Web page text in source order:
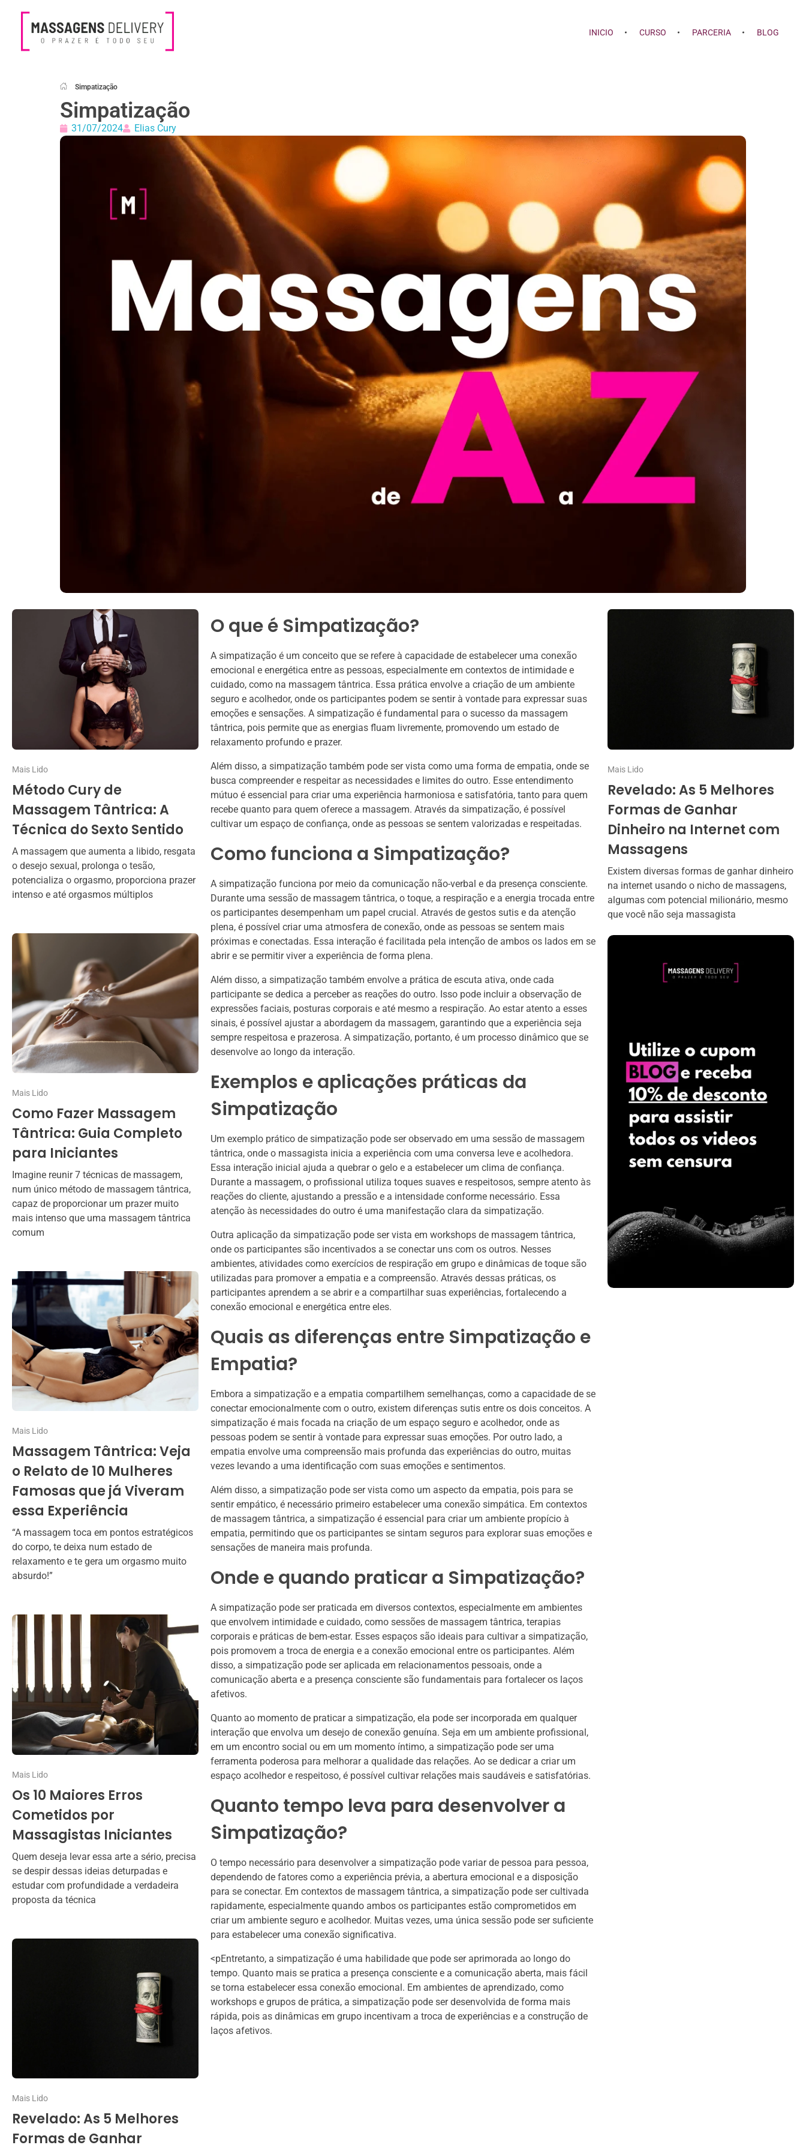
INICIO CURSO PARCERIA BLOG
Simpatização
Simpatização
31/07/2024 Elias Cury
Mais Lido
Método Cury de
Massagem Tântrica: A
Técnica do Sexto Sentido
A massagem que aumenta a libido, resgata
o desejo sexual, prolonga o tesão,
potencializa o orgasmo, proporciona prazer
intenso e até orgasmos múltiplos
Mais Lido
Como Fazer Massagem
Tântrica: Guia Completo
para Iniciantes
Imagine reunir 7 técnicas de massagem,
num único método de massagem tântrica,
capaz de proporcionar um prazer muito
mais intenso que uma massagem tântrica
comum
Mais Lido
Massagem Tântrica: Veja
o Relato de 10 Mulheres
Famosas que já Viveram
essa Experiência
“A massagem toca em pontos estratégicos
do corpo, te deixa num estado de
relaxamento e te gera um orgasmo muito
absurdo!”
Mais Lido
Os 10 Maiores Erros
Cometidos por
Massagistas Iniciantes
Quem deseja levar essa arte a sério, precisa
se despir dessas ideias deturpadas e
estudar com profundidade a verdadeira
proposta da técnica
Mais Lido
Revelado: As 5 Melhores
Formas de Ganhar
O que é Simpatização?
A simpatização é um conceito que se refere à capacidade de estabelecer uma conexão
emocional e energética entre as pessoas, especialmente em contextos de intimidade e
cuidado, como na massagem tântrica. Essa prática envolve a criação de um ambiente
seguro e acolhedor, onde os participantes podem se sentir à vontade para expressar suas
emoções e sensações. A simpatização é fundamental para o sucesso da massagem
tântrica, pois permite que as energias fluam livremente, promovendo um estado de
relaxamento profundo e prazer.
Além disso, a simpatização também pode ser vista como uma forma de empatia, onde se
busca compreender e respeitar as necessidades e limites do outro. Esse entendimento
mútuo é essencial para criar uma experiência harmoniosa e satisfatória, tanto para quem
recebe quanto para quem oferece a massagem. Através da simpatização, é possível
cultivar um espaço de confiança, onde as pessoas se sentem valorizadas e respeitadas.
Como funciona a Simpatização?
A simpatização funciona por meio da comunicação não-verbal e da presença consciente.
Durante uma sessão de massagem tântrica, o toque, a respiração e a energia trocada entre
os participantes desempenham um papel crucial. Através de gestos sutis e da atenção
plena, é possível criar uma atmosfera de conexão, onde as pessoas se sentem mais
próximas e conectadas. Essa interação é facilitada pela intenção de ambos os lados em se
abrir e se permitir viver a experiência de forma plena.
Além disso, a simpatização também envolve a prática de escuta ativa, onde cada
participante se dedica a perceber as reações do outro. Isso pode incluir a observação de
expressões faciais, posturas corporais e até mesmo a respiração. Ao estar atento a esses
sinais, é possível ajustar a abordagem da massagem, garantindo que a experiência seja
sempre respeitosa e prazerosa. A simpatização, portanto, é um processo dinâmico que se
desenvolve ao longo da interação.
Exemplos e aplicações práticas da
Simpatização
Um exemplo prático de simpatização pode ser observado em uma sessão de massagem
tântrica, onde o massagista inicia a experiência com uma conversa leve e acolhedora.
Essa interação inicial ajuda a quebrar o gelo e a estabelecer um clima de confiança.
Durante a massagem, o profissional utiliza toques suaves e respeitosos, sempre atento às
reações do cliente, ajustando a pressão e a intensidade conforme necessário. Essa
atenção às necessidades do outro é uma manifestação clara da simpatização.
Outra aplicação da simpatização pode ser vista em workshops de massagem tântrica,
onde os participantes são incentivados a se conectar uns com os outros. Nesses
ambientes, atividades como exercícios de respiração em grupo e dinâmicas de toque são
utilizadas para promover a empatia e a compreensão. Através dessas práticas, os
participantes aprendem a se abrir e a compartilhar suas experiências, fortalecendo a
conexão emocional e energética entre eles.
Quais as diferenças entre Simpatização e
Empatia?
Embora a simpatização e a empatia compartilhem semelhanças, como a capacidade de se
conectar emocionalmente com o outro, existem diferenças sutis entre os dois conceitos. A
simpatização é mais focada na criação de um espaço seguro e acolhedor, onde as
pessoas podem se sentir à vontade para expressar suas emoções. Por outro lado, a
empatia envolve uma compreensão mais profunda das experiências do outro, muitas
vezes levando a uma identificação com suas emoções e sentimentos.
Além disso, a simpatização pode ser vista como um aspecto da empatia, pois para se
sentir empático, é necessário primeiro estabelecer uma conexão simpática. Em contextos
de massagem tântrica, a simpatização é essencial para criar um ambiente propício à
empatia, permitindo que os participantes se sintam seguros para explorar suas emoções e
sensações de maneira mais profunda.
Onde e quando praticar a Simpatização?
A simpatização pode ser praticada em diversos contextos, especialmente em ambientes
que envolvem intimidade e cuidado, como sessões de massagem tântrica, terapias
corporais e práticas de bem-estar. Esses espaços são ideais para cultivar a simpatização,
pois promovem a troca de energia e a conexão emocional entre os participantes. Além
disso, a simpatização pode ser aplicada em relacionamentos pessoais, onde a
comunicação aberta e a presença consciente são fundamentais para fortalecer os laços
afetivos.
Quanto ao momento de praticar a simpatização, ela pode ser incorporada em qualquer
interação que envolva um desejo de conexão genuína. Seja em um ambiente profissional,
em um encontro social ou em um momento íntimo, a simpatização pode ser uma
ferramenta poderosa para melhorar a qualidade das relações. Ao se dedicar a criar um
espaço acolhedor e respeitoso, é possível cultivar relações mais saudáveis e satisfatórias.
Quanto tempo leva para desenvolver a
Simpatização?
O tempo necessário para desenvolver a simpatização pode variar de pessoa para pessoa,
dependendo de fatores como a experiência prévia, a abertura emocional e a disposição
para se conectar. Em contextos de massagem tântrica, a simpatização pode ser cultivada
rapidamente, especialmente quando ambos os participantes estão comprometidos em
criar um ambiente seguro e acolhedor. Muitas vezes, uma única sessão pode ser suficiente
para estabelecer uma conexão significativa.
<pEntretanto, a simpatização é uma habilidade que pode ser aprimorada ao longo do
tempo. Quanto mais se pratica a presença consciente e a comunicação aberta, mais fácil
se torna estabelecer essa conexão emocional. Em ambientes de aprendizado, como
workshops e grupos de prática, a simpatização pode ser desenvolvida de forma mais
rápida, pois as dinâmicas em grupo incentivam a troca de experiências e a construção de
laços afetivos.
Mais Lido
Revelado: As 5 Melhores
Formas de Ganhar
Dinheiro na Internet com
Massagens
Existem diversas formas de ganhar dinheiro
na internet usando o nicho de massagens,
algumas com potencial milionário, mesmo
que você não seja massagista